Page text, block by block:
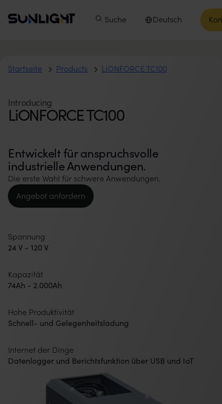
Sunlight Group
Hauptmenü
Produkte Unsere Unternehmen
Suche
Sprache auswählen
Deutsch
Startseite Products LiONFORCE TC100
Introducing
LiONFORCE TC100
Entwickelt für anspruchsvolle
industrielle Anwendungen.
Die erste Wahl für schwere Anwendungen.
Angebot anfordern
Spannung
24 V - 120 V
Kapazität
74Ah - 2.000Ah
Hohe Produktivität
Schnell- und Gelegenheitsladung
Internet der Dinge
Datenlogger und Berichtsfunktion über USB und IoT